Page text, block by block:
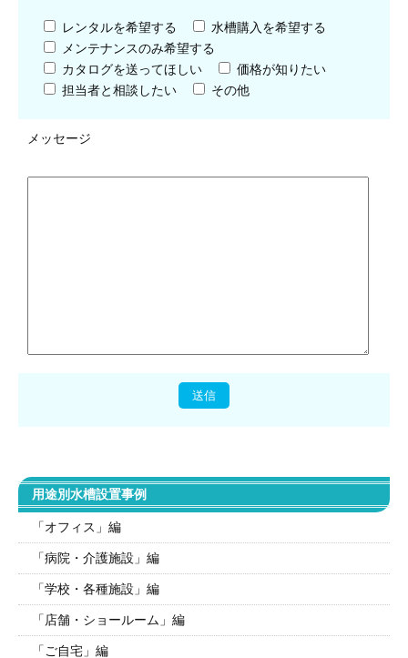
レンタルを希望する
水槽購入を希望する
メンテナンスのみ希望する
カタログを送ってほしい
価格が知りたい
担当者と相談したい
その他
メッセージ
用途別水槽設置事例
「オフィス」編
「病院・介護施設」編
「学校・各種施設」編
「店舗・ショールーム」編
「ご自宅」編